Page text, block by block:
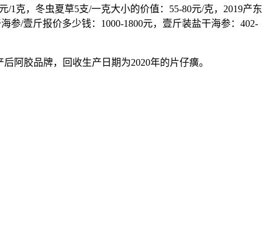
/1克，冬虫夏草5支/一克大小的价值：55-80元/克，2019产东
参/壹斤报价多少钱：1000-1800元，壹斤装盐干海参：402-
胶品牌，回收生产日期为2020年的片仔癀。